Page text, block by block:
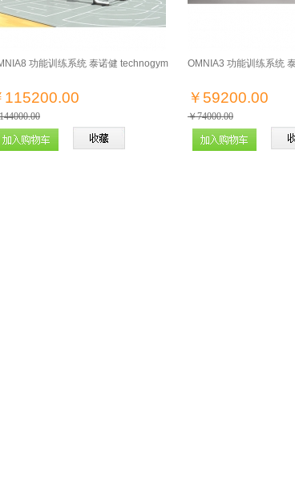
功能训练系统 泰诺健 technogym
115200.00
OMNIA3 功能训练系统
￥59200.00
￥74000.00